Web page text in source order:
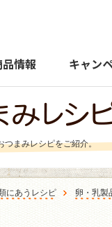
品情報 キャン
つまみレシピをご紹介。
にあうレシピ 卵・乳製